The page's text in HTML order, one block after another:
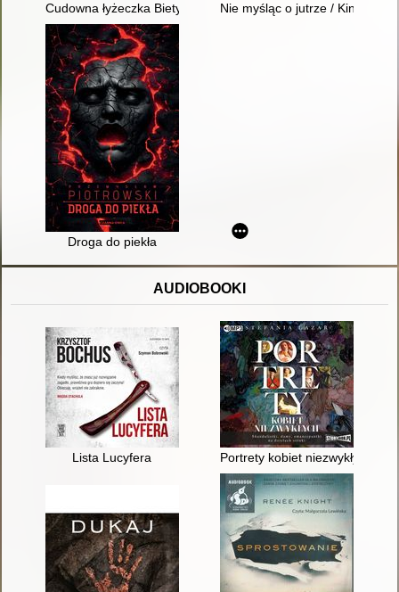
Cudowna łyżeczka Biety Nie myśląc o jutrze / Kinga
Droga do piekła
AUDIOBOOKI
Lista Lucyfera Portrety kobiet niezwykłych